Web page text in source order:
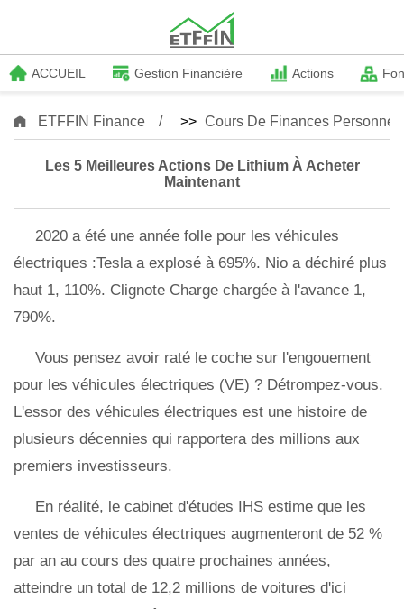
ACCUEIL Gestion Financière Actions
ETFFIN Finance >> Cours De Finances
Les 5 Meilleures Actions De Lithium À Acheter
Maintenant
2020 a été une année folle pour les véhicules
électriques :Tesla a explosé à 695%. Nio a déchiré plus
haut 1, 110%. Clignote Charge chargée à l'avance 1,
790%.
Vous pensez avoir raté le coche sur l'engouement
pour les véhicules électriques (VE) ? Détrompez-vous.
L'essor des véhicules électriques est une histoire de
plusieurs décennies qui rapportera des millions aux
premiers investisseurs.
En réalité, le cabinet d'études IHS estime que les
ventes de véhicules électriques augmenteront de 52 %
par an au cours des quatre prochaines années,
atteindre un total de 12,2 millions de voitures d'ici